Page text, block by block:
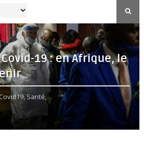
19 : en Afrique, le
Santé,